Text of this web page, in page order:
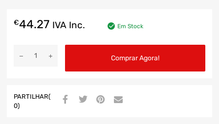
€44.27 IVA Inc. Em Stock
Comprar Agora!
PARTILHAR(
0)